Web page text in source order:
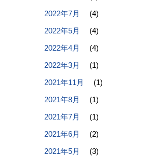
2022年7月
(4)
2022年5月
(4)
2022年4月
(4)
2022年3月
(1)
2021年11月
(1)
2021年8月
(1)
2021年7月
(1)
2021年6月
(2)
2021年5月
(3)